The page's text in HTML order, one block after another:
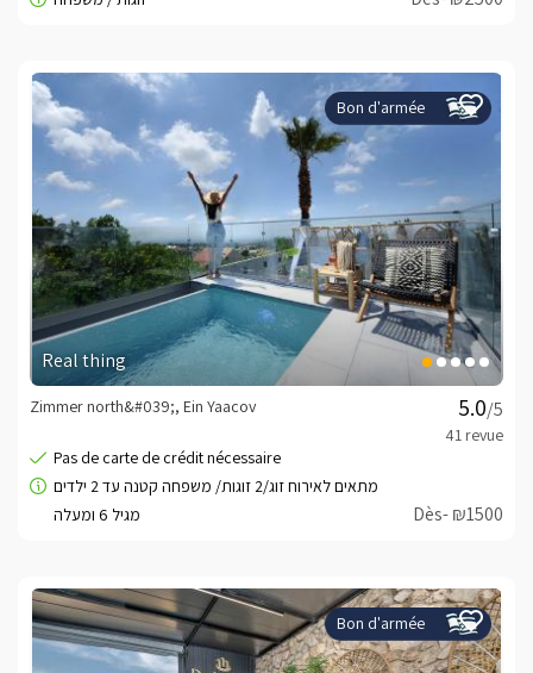
Bon d'armée
Real thing
/5
Zimmer north&#039;, Ein Yaacov
Dès- ₪1500
Bon d'armée